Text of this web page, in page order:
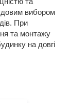
вибором
При
та монтажу
на довгі